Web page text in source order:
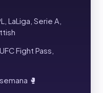
LaLiga, Serie A,
Fight Pass,
🥊